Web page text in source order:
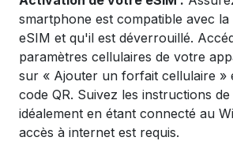
smartphone est compatible avec la
eSIM et qu'il est déverrouillé.
paramètres cellulaires de votre
sur « Ajouter un forfait cellulaire »
code QR. Suivez les instructions
idéalement en étant connecté au
accès à internet est requis.